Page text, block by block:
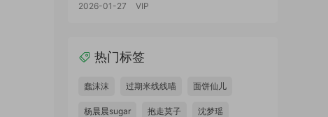
2026-01-27 VIP
热门标签
蠢沫沫 过期米线线喵 面饼仙儿
杨晨晨sugar 抱走莫子 沈梦瑶